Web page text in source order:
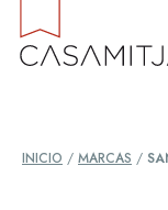
INICIO / MARCAS /